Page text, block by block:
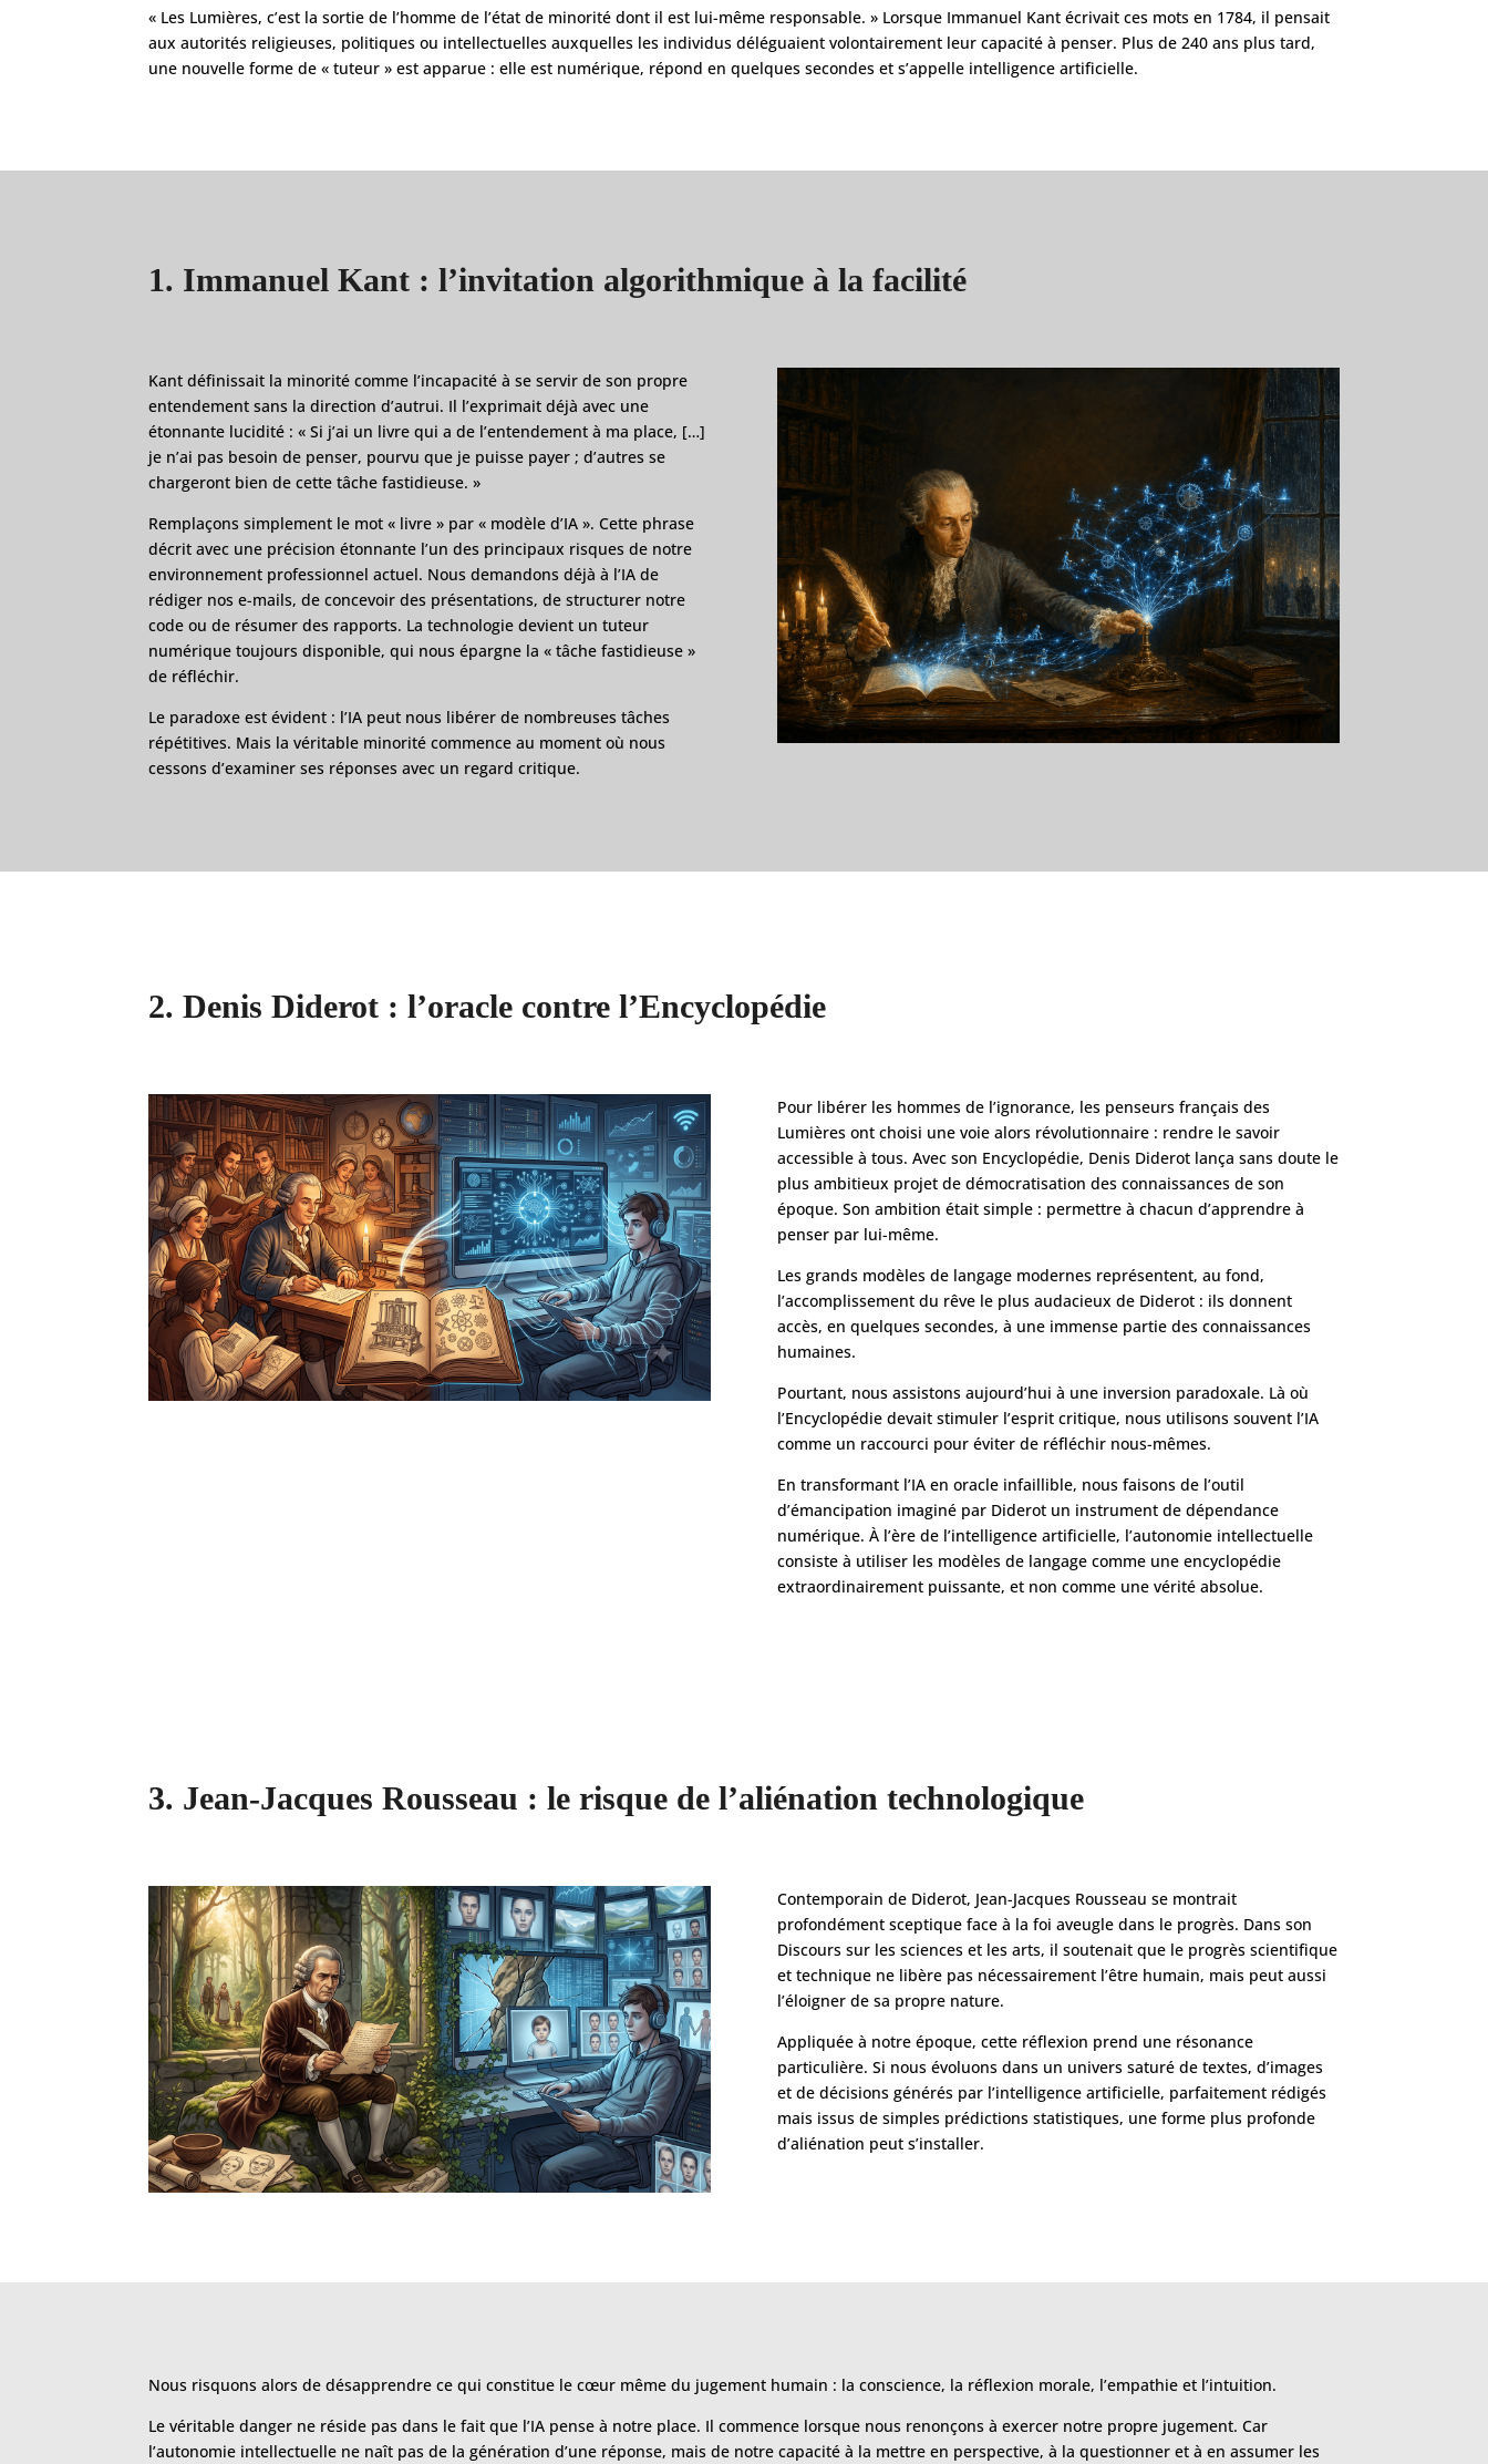
« Les Lumières, c’est la sortie de l’homme de l’état de minorité dont il est lui-même responsable. » Lorsque Immanuel Kant écrivait ces mots en 1784, il pensait
aux autorités religieuses, politiques ou intellectuelles auxquelles les individus déléguaient volontairement leur capacité à penser. Plus de 240 ans plus tard,
une nouvelle forme de « tuteur » est apparue : elle est numérique, répond en quelques secondes et s’appelle intelligence artificielle.
1. Immanuel Kant : l’invitation algorithmique à la facilité
Kant définissait la minorité comme l’incapacité à se servir de son propre
entendement sans la direction d’autrui. Il l’exprimait déjà avec une
étonnante lucidité : « Si j’ai un livre qui a de l’entendement à ma place, […]
je n’ai pas besoin de penser, pourvu que je puisse payer ; d’autres se
chargeront bien de cette tâche fastidieuse. »
Remplaçons simplement le mot « livre » par « modèle d’IA ». Cette phrase
décrit avec une précision étonnante l’un des principaux risques de notre
environnement professionnel actuel. Nous demandons déjà à l’IA de
rédiger nos e-mails, de concevoir des présentations, de structurer notre
code ou de résumer des rapports. La technologie devient un tuteur
numérique toujours disponible, qui nous épargne la « tâche fastidieuse »
de réfléchir.
Le paradoxe est évident : l’IA peut nous libérer de nombreuses tâches
répétitives. Mais la véritable minorité commence au moment où nous
cessons d’examiner ses réponses avec un regard critique.
2. Denis Diderot : l’oracle contre l’Encyclopédie
Pour libérer les hommes de l’ignorance, les penseurs français des
Lumières ont choisi une voie alors révolutionnaire : rendre le savoir
accessible à tous. Avec son Encyclopédie, Denis Diderot lança sans doute le
plus ambitieux projet de démocratisation des connaissances de son
époque. Son ambition était simple : permettre à chacun d’apprendre à
penser par lui-même.
Les grands modèles de langage modernes représentent, au fond,
l’accomplissement du rêve le plus audacieux de Diderot : ils donnent
accès, en quelques secondes, à une immense partie des connaissances
humaines.
Pourtant, nous assistons aujourd’hui à une inversion paradoxale. Là où
l’Encyclopédie devait stimuler l’esprit critique, nous utilisons souvent l’IA
comme un raccourci pour éviter de réfléchir nous-mêmes.
En transformant l’IA en oracle infaillible, nous faisons de l’outil
d’émancipation imaginé par Diderot un instrument de dépendance
numérique. À l’ère de l’intelligence artificielle, l’autonomie intellectuelle
consiste à utiliser les modèles de langage comme une encyclopédie
extraordinairement puissante, et non comme une vérité absolue.
3. Jean-Jacques Rousseau : le risque de l’aliénation technologique
Contemporain de Diderot, Jean-Jacques Rousseau se montrait
profondément sceptique face à la foi aveugle dans le progrès. Dans son
Discours sur les sciences et les arts, il soutenait que le progrès scientifique
et technique ne libère pas nécessairement l’être humain, mais peut aussi
l’éloigner de sa propre nature.
Appliquée à notre époque, cette réflexion prend une résonance
particulière. Si nous évoluons dans un univers saturé de textes, d’images
et de décisions générés par l’intelligence artificielle, parfaitement rédigés
mais issus de simples prédictions statistiques, une forme plus profonde
d’aliénation peut s’installer.
Nous risquons alors de désapprendre ce qui constitue le cœur même du jugement humain : la conscience, la réflexion morale, l’empathie et l’intuition.
Le véritable danger ne réside pas dans le fait que l’IA pense à notre place. Il commence lorsque nous renonçons à exercer notre propre jugement. Car
l’autonomie intellectuelle ne naît pas de la génération d’une réponse, mais de notre capacité à la mettre en perspective, à la questionner et à en assumer les